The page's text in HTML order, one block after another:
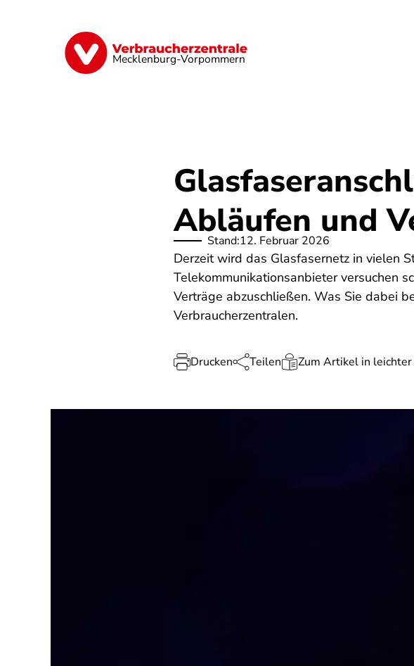
Mecklenburg-Vorpommern
Finanzen Digitales Lebensmittel
Abläufen und
Stand:12. Februar 2026
Derzeit wird das Glasfasernetz in vielen
Telekommunikationsanbieter versuchen
Verträge abzuschließen. Was Sie dabei
Verbraucherzentralen.
Drucken Teilen Zum Artikel in leichter